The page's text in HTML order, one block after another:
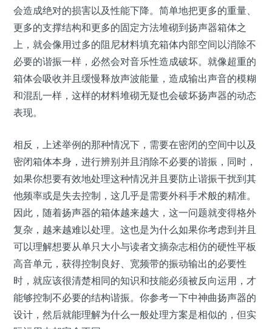
会造成绝对的损害以及性能下降。简单地把更多的重量、
更多的支撑结构和更多的固定方法堆砌到扬声器箱体之
上，就会像用过多的阻尼材料填充箱体内部空间以消除不
必要的谐振一样，必然会对音乐性造成破坏。就像超重的
箱体会吸收并且缓慢释放声波能量，造成输出声音的模糊
和混乱一样，这样的材料堆砌无疑也会破坏扬声器的动态
表现。
相反，上述举例的那种情况下，需要在密闭的空间中以及
密闭箱体本身，进行辨别并且消除不必要的谐振，同时，
如果你想要有效地处理这种情况并且要防止谐振干扰到其
他频率或是失去控制，这几乎是需要外科手术般的精准。
因此，随着扬声器的箱体越来越大，这一问题就变得格外
复杂，越来越难以处理。这也是为什么如果你考虑到并且
可以理解想要从单只大小与读者文摘杂志相仿的硬性平板
高音单元，获得控制良好、宽频带的振动输出的必要性
时，就应该很清楚相同的知识和技能必须被反向运用，才
能够控制不必要的结构谐振。你参考一下中神曲扬声器的
设计，然后就能理解为什么一般处理方案是相似的，但实